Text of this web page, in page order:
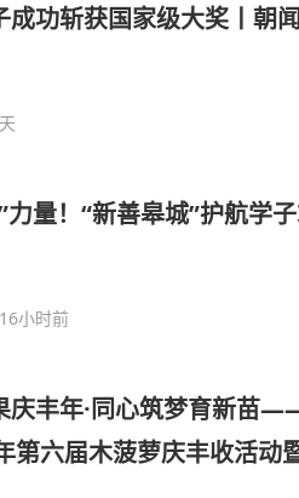
成功斩获国家级大奖丨朝
力量！“新善皋城”护航学
16小时前
庆丰年·同心筑梦育新苗
第六届木菠萝庆丰收活动